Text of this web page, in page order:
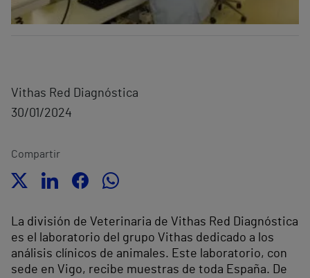
Vithas Red Diagnóstica
30/01/2024
Compartir
La división de Veterinaria de Vithas Red Diagnóstica
es el laboratorio del grupo Vithas dedicado a los
análisis clínicos de animales. Este laboratorio, con
sede en Vigo, recibe muestras de toda España. De